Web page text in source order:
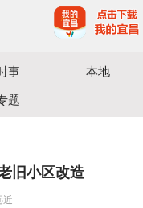
事
本地
题
旧小区改造
近